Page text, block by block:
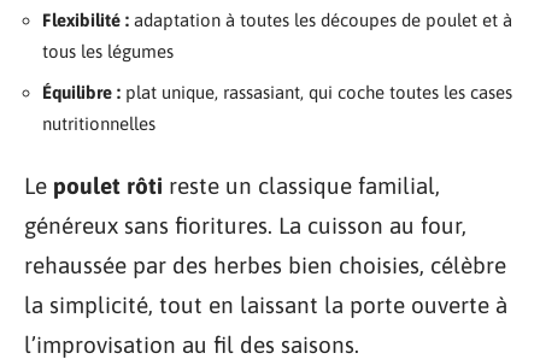
Flexibilité : adaptation à toutes les découpes de poulet et à
tous les légumes
Équilibre : plat unique, rassasiant, qui coche toutes les cases
nutritionnelles
Le poulet rôti reste un classique familial,
généreux sans fioritures. La cuisson au four,
rehaussée par des herbes bien choisies, célèbre
la simplicité, tout en laissant la porte ouverte à
l’improvisation au fil des saisons.